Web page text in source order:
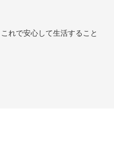
れで安心して生活すること